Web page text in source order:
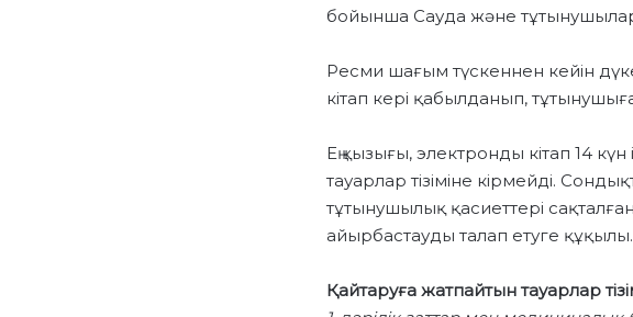
бойынша Сауда және
Ресми шағым түскеннен кейін
кітап кері қабылданып,
Ең қызығы, электронды кітап 14
тауарлар тізіміне кірмейді.
тұтынушылық қасиеттері
айырбастауды талап етуге құқылы.
Қайтаруға жатпайтын тауарлар